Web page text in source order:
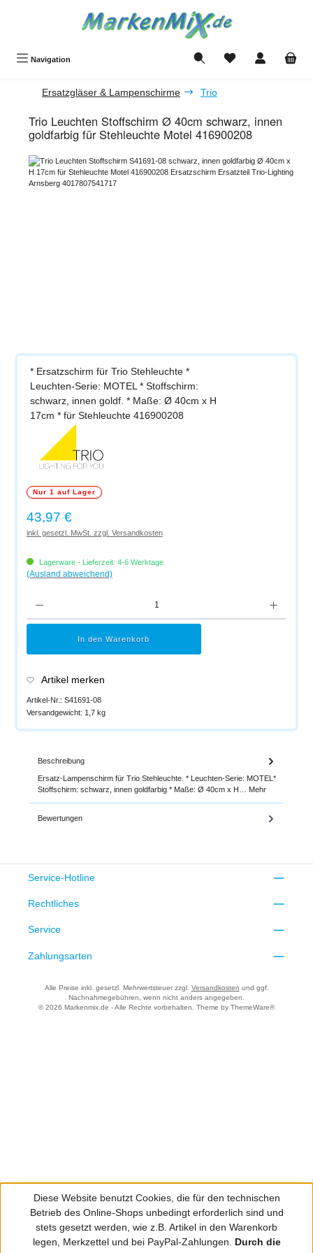
Navigation Du hast 0 Produkte
Ersatzgläser & Lampenschirme Trio
Trio Leuchten Stoffschirm Ø 40cm schwarz, innen
goldfarbig für Stehleuchte Motel 416900208
Bildergalerie überspringen
* Ersatzschirm für Trio Stehleuchte *
Leuchten-Serie: MOTEL * Stoffschirm:
schwarz, innen goldf. * Maße: Ø 40cm x H
17cm * für Stehleuchte 416900208
Nur 1 auf Lager
Regulärer Preis:
43,97 €
inkl. gesetzl. MwSt. zzgl. Versandkosten
Lagerware - Lieferzeit: 4-6 Werktage
(Ausland abweichend)
In den Warenkorb
Artikel merken
Artikel-Nr.: S41691-08
Versandgewicht: 1,7 kg
Beschreibung
Ersatz-Lampenschirm für Trio Stehleuchte. * Leuchten-Serie: MOTEL*
Stoffschirm: schwarz, innen goldfarbig * Maße: Ø 40cm x H… Mehr
Bewertungen
Service-Hotline
Rechtliches
Service
Zahlungsarten
Alle Preise inkl. gesetzl. Mehrwertsteuer zzgl. Versandkosten und ggf.
Nachnahmegebühren, wenn nicht anders angegeben.
© 2026 Markenmix.de - Alle Rechte vorbehalten. Theme by ThemeWare®
Diese Website benutzt Cookies, die für den technischen
Betrieb des Online-Shops unbedingt erforderlich sind und
stets gesetzt werden, wie z.B. Artikel in den Warenkorb
legen, Merkzettel und bei PayPal-Zahlungen. Durch die